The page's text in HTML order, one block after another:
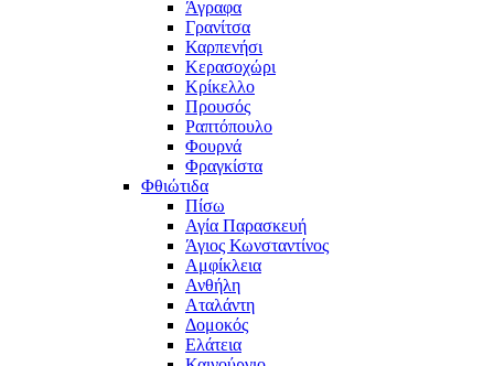
Άγραφα
Γρανίτσα
Καρπενήσι
Κερασοχώρι
Κρίκελλο
Προυσός
Ραπτόπουλο
Φουρνά
Φραγκίστα
Φθιώτιδα
Πίσω
Αγία Παρασκευή
Άγιος Κωνσταντίνος
Αμφίκλεια
Ανθήλη
Αταλάντη
Δομοκός
Ελάτεια